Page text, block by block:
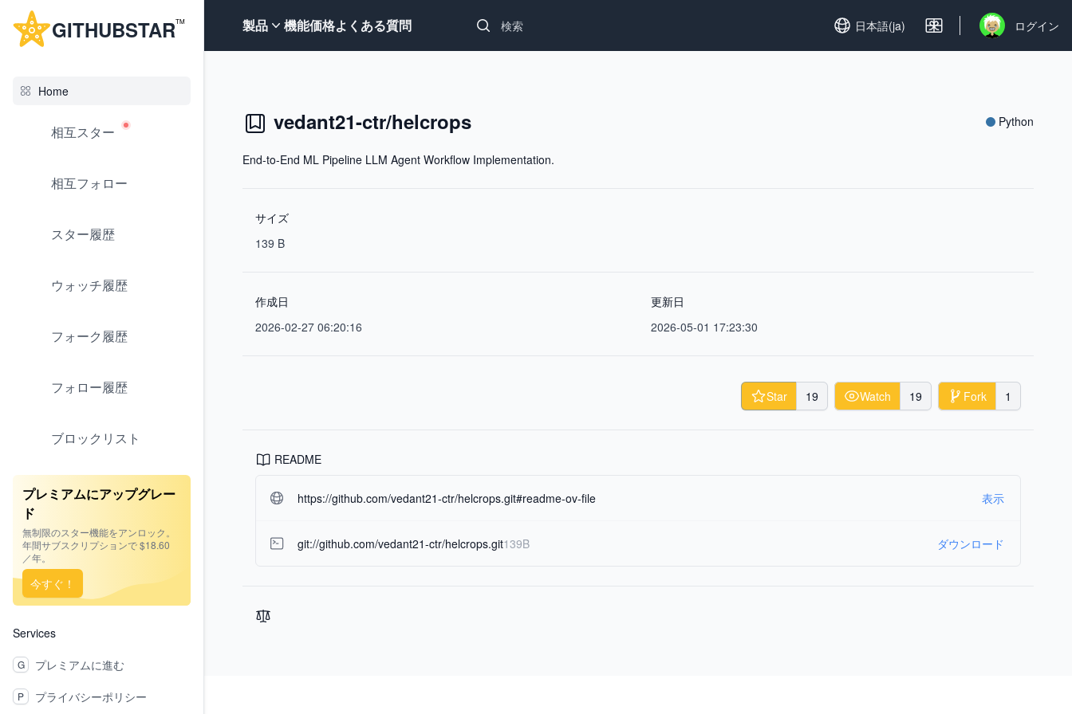
GITHUBSTARTM
Home
相互スター
相互フォロー
スター履歴
ウォッチ履歴
フォーク履歴
フォロー履歴
ブロックリスト
プレミアムにアップグレー
ド
無制限のスター機能をアンロック。
年間サブスクリプションで $18.60
／年。
今すぐ！
Services
G プレミアムに進む
P プライバシーポリシー
製品 機能価格よくある質問
Set language
日本語(ja) Open user menu
ログイン
vedant21-ctr/helcrops Python
End-to-End ML Pipeline LLM Agent Workflow Implementation.
サイズ
139 B
作成日
2026-02-27 06:20:16
更新日
2026-05-01 17:23:30
Star 19 Watch 19 Fork 1
README
https://github.com/vedant21-ctr/helcrops.git#readme-ov-file 表示
git://github.com/vedant21-ctr/helcrops.git139B ダウンロード